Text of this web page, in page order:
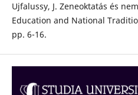
Ujfalussy, J. Zeneoktatás és
Education and National
pp. 6-16.